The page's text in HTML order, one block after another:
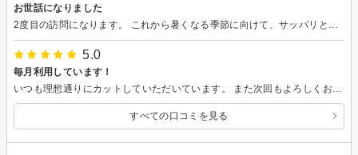
お世話になりました
5.0
毎月利用しています！
すべての口コミを見る